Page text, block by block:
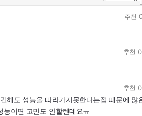
추천
추천 0
해도 성능을 따라가지못한다는점 때문에 많
능이면 고민도 안할텐데요ㅠ
추천 0